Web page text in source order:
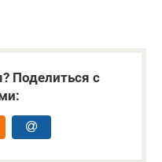
Поделиться с